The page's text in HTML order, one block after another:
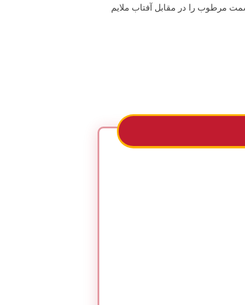
مرطوب را در مقابل آفتاب ملایم